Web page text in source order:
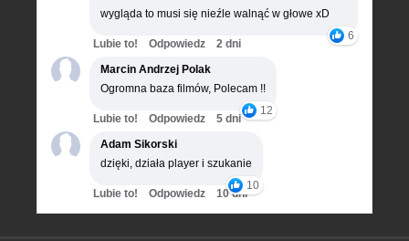
wygląda to musi się nieźle walnąć w głowe xD
6
Lubie to! Odpowiedz
2 dni
Marcin Andrzej Polak
Ogromna baza filmów, Polecam !!
12
Lubie to! Odpowiedz
5 dni
Adam Sikorski
dzięki, działa player i szukanie
10
Lubie to! Odpowiedz 10 dni